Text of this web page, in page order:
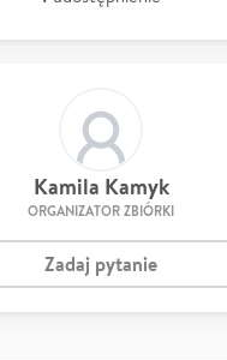
Kamila Kamyk
ORGANIZATOR ZBIÓRKI
Zadaj pytanie